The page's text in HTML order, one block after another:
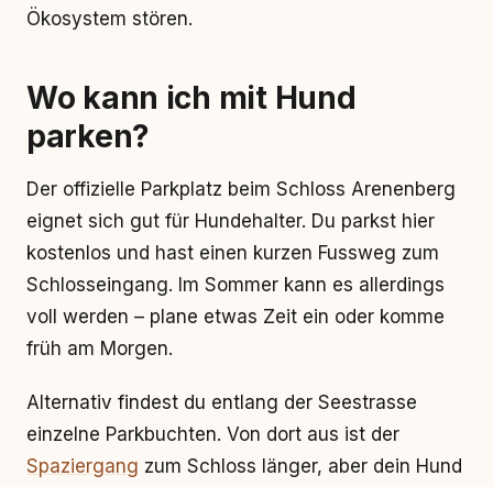
Ökosystem stören.
Wo kann ich mit Hund
parken?
Der offizielle Parkplatz beim Schloss Arenenberg
eignet sich gut für Hundehalter. Du parkst hier
kostenlos und hast einen kurzen Fussweg zum
Schlosseingang. Im Sommer kann es allerdings
voll werden – plane etwas Zeit ein oder komme
früh am Morgen.
Alternativ findest du entlang der Seestrasse
einzelne Parkbuchten. Von dort aus ist der
Spaziergang zum Schloss länger, aber dein Hund